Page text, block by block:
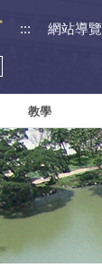
::: 網站導覽
教學